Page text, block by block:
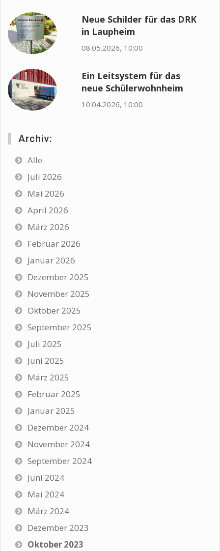
Neue Schilder für das DRK
in Laupheim
08.05.2026, 10:00
Ein Leitsystem für das
neue Schülerwohnheim
10.04.2026, 10:00
Archiv:
Alle
Juli 2026
Mai 2026
April 2026
März 2026
Februar 2026
Januar 2026
Dezember 2025
November 2025
Oktober 2025
September 2025
Juli 2025
Juni 2025
März 2025
Februar 2025
Januar 2025
Dezember 2024
November 2024
September 2024
Juni 2024
Mai 2024
März 2024
Dezember 2023
Oktober 2023